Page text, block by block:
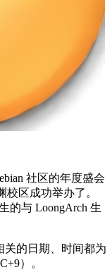
社区的年度盛会
校区成功举办了。
的与 LoongArch 生
关的日期、时间都为
）。